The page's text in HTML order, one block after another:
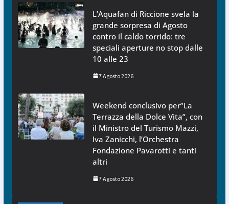
L’Aquafan di Riccione svela la
grande sorpresa di Agosto
contro il caldo torrido: tre
speciali aperture no stop dalle
10 alle 23
7 Agosto 2026
Weekend conclusivo per”La
Terrazza della Dolce Vita”, con
il Ministro del Turismo Mazzi,
Iva Zanicchi, l’Orchestra
Fondazione Pavarotti e tanti
altri
7 Agosto 2026